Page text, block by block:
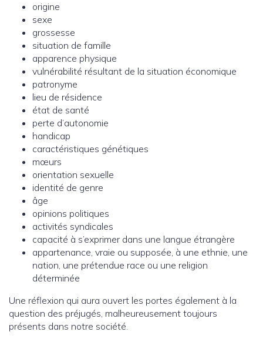
origine
sexe
grossesse
situation de famille
apparence physique
vulnérabilité résultant de la situation économique
patronyme
lieu de résidence
état de santé
perte d’autonomie
handicap
caractéristiques génétiques
mœurs
orientation sexuelle
identité de genre
âge
opinions politiques
activités syndicales
capacité à s’exprimer dans une langue étrangère
appartenance, vraie ou supposée, à une ethnie, une
nation, une prétendue race ou une religion
déterminée
Une réflexion qui aura ouvert les portes également à la
question des préjugés, malheureusement toujours
présents dans notre société.